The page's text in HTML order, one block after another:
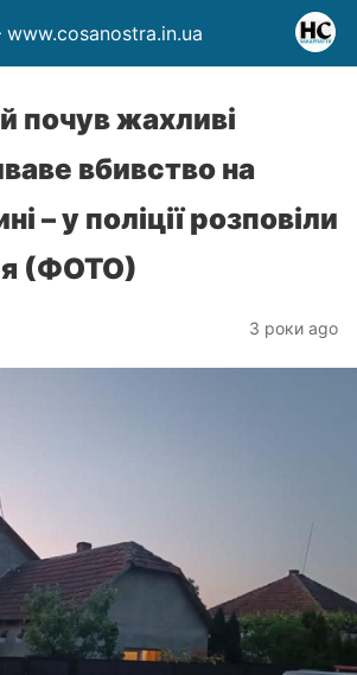
почув жахливі
вбивство на
– у поліції розповіли
(ФОТО)
3 роки ago